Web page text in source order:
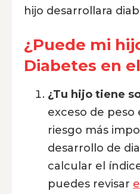
hijo desarrollara
¿Puede mi
Diabetes en
¿Tu hijo tiene
exceso de peso
riesgo más
desarrollo de
calcular el
puedes revisar